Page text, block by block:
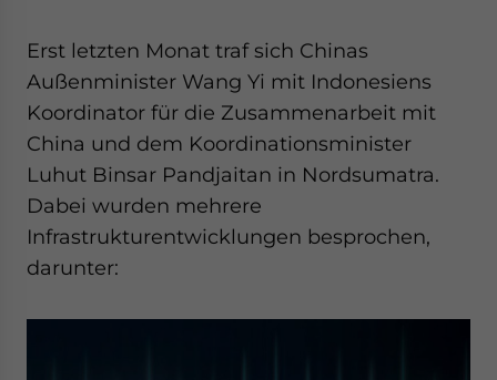
Erst letzten Monat traf sich Chinas
Außenminister Wang Yi mit Indonesiens
Koordinator für die Zusammenarbeit mit
China und dem Koordinationsminister
Luhut Binsar Pandjaitan in Nordsumatra.
Dabei wurden mehrere
Infrastrukturentwicklungen besprochen,
darunter: